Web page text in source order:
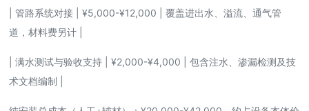
| 管路系统对接 | ¥5,000-¥12,000 | 覆盖进出水、溢流、通气管
道，材料费另计 |
| 满水测试与验收支持 | ¥2,000-¥4,000 | 包含注水、渗漏检测及技
术文档编制 |